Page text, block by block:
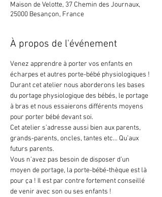
Maison de Velotte, 37 Chemin des Journaux,
25000 Besançon, France
À propos de l'événement
Venez apprendre à porter vos enfants en
écharpes et autres porte-bébé physiologiques !
Durant cet atelier nous aborderons les bases
du portage physiologique des bébés, le portage
à bras et nous essaierons différents moyens
pour porter bébé devant soi.
Cet atelier s’adresse aussi bien aux parents,
grands-parents, oncles, tantes etc… Qu’aux
futurs parents.
Vous n’avez pas besoin de disposer d’un
moyen de portage, la porte-bébé-thèque est là
pour ça ! Il est par contre fortement conseillé
de venir avec son ou ses enfants !